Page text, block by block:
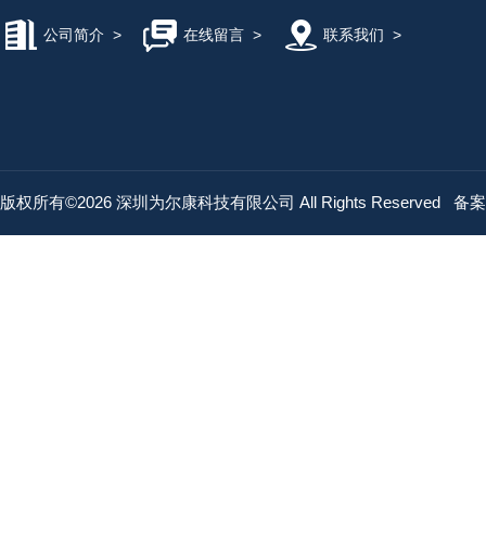
公司简介 > 在线留言> 联系我们 >
版权所有©2026 深圳为尔康科技有限公司 All Rights Reserved 备